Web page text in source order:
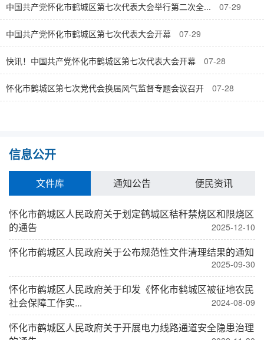
中国共产党怀化市鹤城区第七次代表大会举行第二次全... 07-29
中国共产党怀化市鹤城区第七次代表大会开幕 07-29
快讯！中国共产党怀化市鹤城区第七次代表大会开幕 07-28
怀化市鹤城区第七次党代会换届风气监督专题会议召开 07-28
信息公开
文件库 通知公告 便民资讯
怀化市鹤城区人民政府关于划定鹤城区秸秆禁烧区和限烧区
的通告
2025-12-10
怀化市鹤城区人民政府关于公布规范性文件清理结果的通知
2025-09-30
怀化市鹤城区人民政府关于印发《怀化市鹤城区被征地农民
社会保障工作实...
2024-08-09
怀化市鹤城区人民政府关于开展电力线路通道安全隐患治理